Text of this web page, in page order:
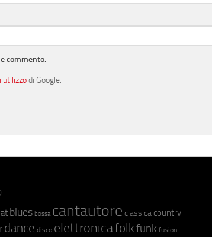
commento.
utilizzodi Google.
blues bossa cantautore classica country
dance disco elettronicafolkfunk fusion